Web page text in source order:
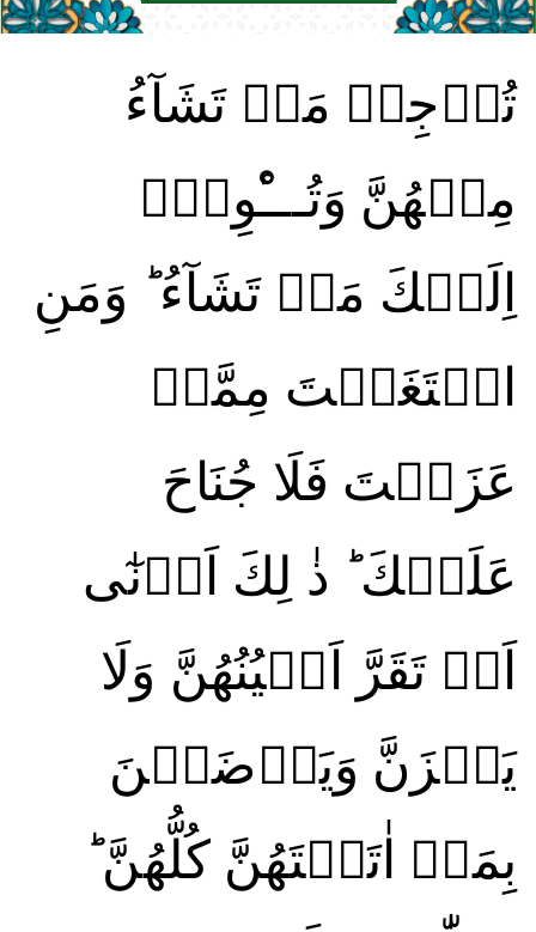
تُرۡجِىۡ مَنۡ تَشَآءُ
مِنۡهُنَّ وَتُـــْٔوِىۡۤ
اِلَيۡكَ مَنۡ تَشَآءُ ؕ وَمَنِ
ابۡتَغَيۡتَ مِمَّنۡ
عَزَلۡتَ فَلَا جُنَاحَ
عَلَيۡكَ ؕ ذٰ لِكَ اَدۡنٰٓى
اَنۡ تَقَرَّ اَعۡيُنُهُنَّ وَلَا
يَحۡزَنَّ وَيَرۡضَيۡنَ
بِمَاۤ اٰتَيۡتَهُنَّ كُلُّهُنَّ ؕ